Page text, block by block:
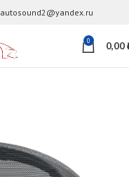
autosound2@yandex.ru
0 0,00